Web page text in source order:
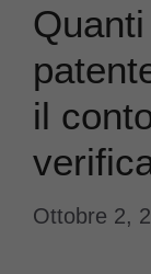
il
Ottobre 2,